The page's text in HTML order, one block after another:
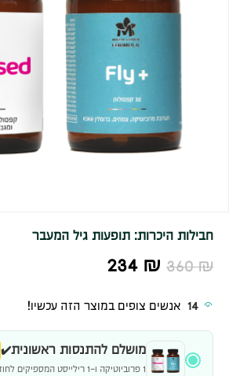
חבילות היכרות: תופעות גיל המעבר
360₪
234 ₪
14 אנשים צופים במוצר הזה עכשיו!
מושלם להתנסות ראשונית✔️
1 פרוביוטיקה ו-1 רילייסט המספיקים לחודש| | ₪117 ליח׳